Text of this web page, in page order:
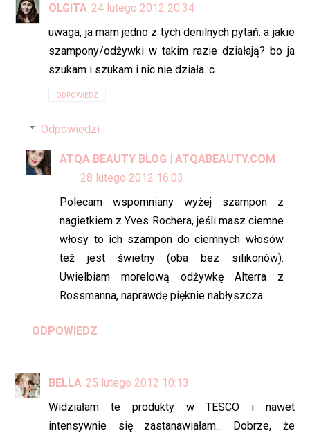
OLGITA 24 lutego 2012 20:34
uwaga, ja mam jedno z tych denilnych pytań: a jakie
szampony/odżywki w takim razie działają? bo ja
szukam i szukam i nic nie działa :c
ODPOWIEDZ
Odpowiedzi
ATQA BEAUTY BLOG | ATQABEAUTY.COM
28 lutego 2012 16:03
Polecam wspomniany wyżej szampon z
nagietkiem z Yves Rochera, jeśli masz ciemne
włosy to ich szampon do ciemnych włosów
też jest świetny (oba bez silikonów).
Uwielbiam morelową odżywkę Alterra z
Rossmanna, naprawdę pięknie nabłyszcza.
ODPOWIEDZ
BELLA 25 lutego 2012 10:13
Widziałam te produkty w TESCO i nawet
intensywnie się zastanawiałam... Dobrze, że